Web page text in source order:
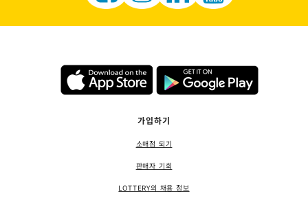
가입하기
소매점 되기
판매자 기회
LOTTERY의 채용 정보